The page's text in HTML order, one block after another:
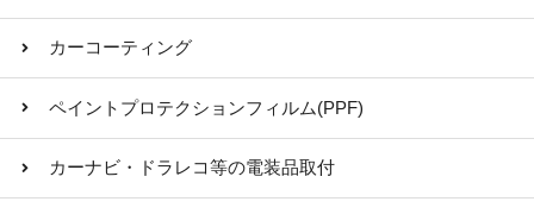
カーコーティング
ペイントプロテクションフィルム(PPF)
カーナビ・ドラレコ等の電装品取付